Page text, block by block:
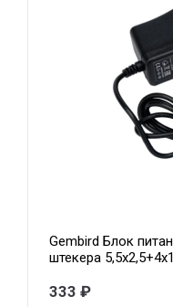
Gembird Блок
штекера
333 ₽